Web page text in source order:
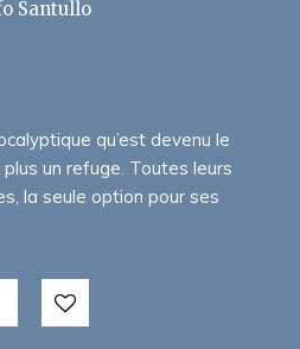
Santullo
qu’est devenu le
plus un refuge. Toutes leurs
la seule option pour ses